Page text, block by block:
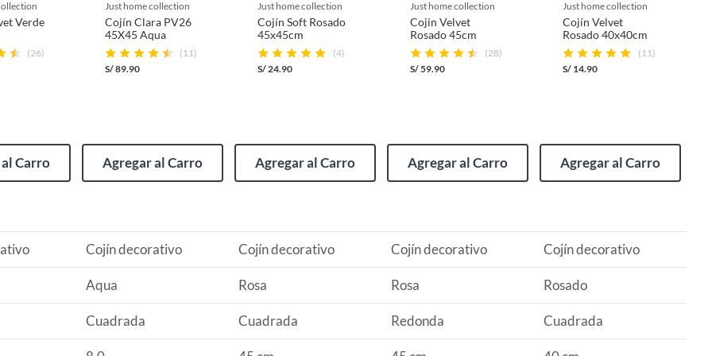
asientos de inodoro con empaque abierto).
devolución y cambio:
tecnología, línea blanca, colchones, muebles,
sin uso y deberá contar con todos sus accesorios,
(sin rayas, piquetes, abolladuras, manchas,
Verde
(26)
Carro
just home collection
Cojín Clara PV26
45X45 Aqua
(11)
S/89.90
Agregar al Carro
just home collection
Cojín Soft Rosado
45x45cm
(4)
S/ 24.90
Agregar al Carro
just home collection
Cojin Velvet
Rosado 45cm
(28)
S/59.90
Agregar al Carro
just home collection
Cojín Velvet
Rosado 40x40cm
(11)
S/ 14.90
Agregar al Carro
Cojín decorativo Cojín decorativo Cojín decorativo Cojín decorativo
Aqua Rosa Rosa Rosado
Cuadrada Cuadrada Redonda Cuadrada